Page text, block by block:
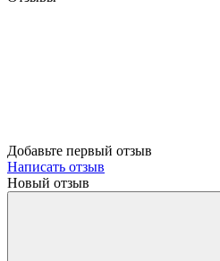
Добавьте первый отзыв
Написать отзыв
Новый отзыв